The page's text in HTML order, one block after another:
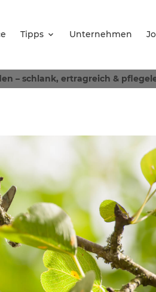
Tipps Unternehmen
– schlank, ertragreich &